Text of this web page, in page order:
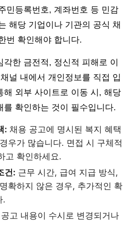
민등록번호, 계좌번호 등 민감
해당 기업이나 기관의 공식 채
번 확인해야 합니다.
각한 금전적, 정신적 피해로 이
널 내에서 개인정보를 직접 입
해 외부 사이트로 이동 시, 해당
를 확인하는 것이 필수입니다.
: 채용 공고에 명시된 복지 혜택
우가 많습니다. 면접 시 구체적
고 확인하세요.
건: 근무 시간, 급여 지급 방식,
확하지 않은 경우, 추가적인 확
.
공고 내용이 수시로 변경되거나